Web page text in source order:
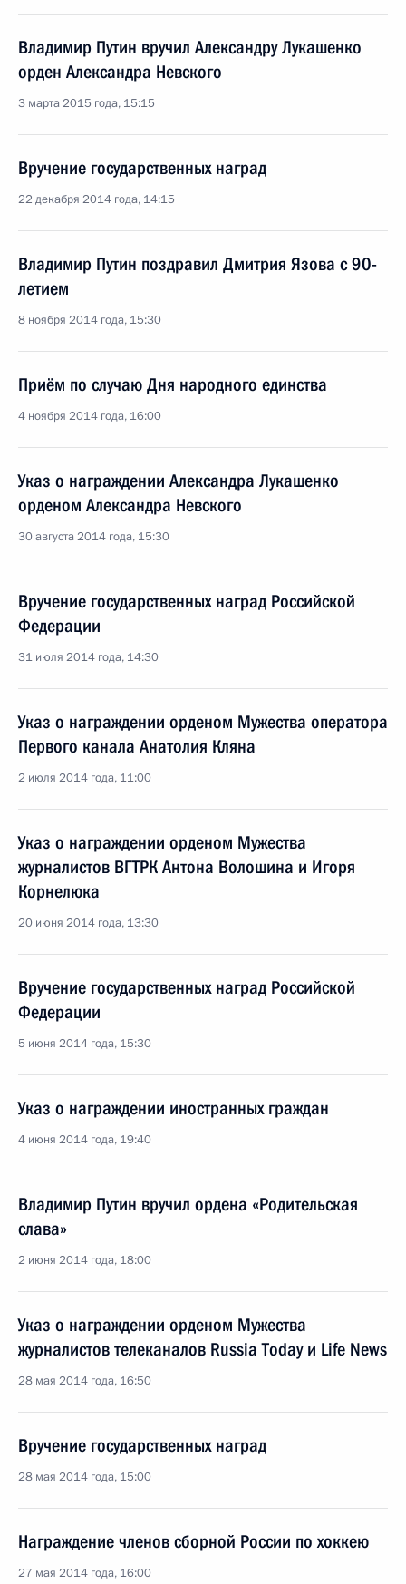
Владимир Путин вручил Александру Лукашенко
орден Александра Невского
3 марта 2015 года, 15:15
Вручение государственных наград
22 декабря 2014 года, 14:15
Владимир Путин поздравил Дмитрия Язова с 90-
летием
8 ноября 2014 года, 15:30
Приём по случаю Дня народного единства
4 ноября 2014 года, 16:00
Указ о награждении Александра Лукашенко
орденом Александра Невского
30 августа 2014 года, 15:30
Вручение государственных наград Российской
Федерации
31 июля 2014 года, 14:30
Указ о награждении орденом Мужества оператора
Первого канала Анатолия Кляна
2 июля 2014 года, 11:00
Указ о награждении орденом Мужества
журналистов ВГТРК Антона Волошина и Игоря
Корнелюка
20 июня 2014 года, 13:30
Вручение государственных наград Российской
Федерации
5 июня 2014 года, 15:30
Указ о награждении иностранных граждан
4 июня 2014 года, 19:40
Владимир Путин вручил ордена «Родительская
слава»
2 июня 2014 года, 18:00
Указ о награждении орденом Мужества
журналистов телеканалов Russia Today и Life News
28 мая 2014 года, 16:50
Вручение государственных наград
28 мая 2014 года, 15:00
Награждение членов сборной России по хоккею
27 мая 2014 года, 16:00